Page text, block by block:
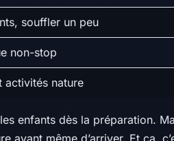
souffler un peu
non-stop
activités nature
enfants dès la préparation.